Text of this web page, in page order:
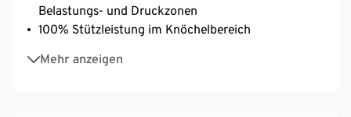
Belastungs- und Druckzonen
100% Stützleistung im Knöchelbereich
Mehr anzeigen
Weich gepolsterte Sohle
Extraflache Zehennaht